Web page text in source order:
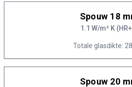
Spouw 18
1.1 W/m² K
Totale glasdikte:
Spouw 20